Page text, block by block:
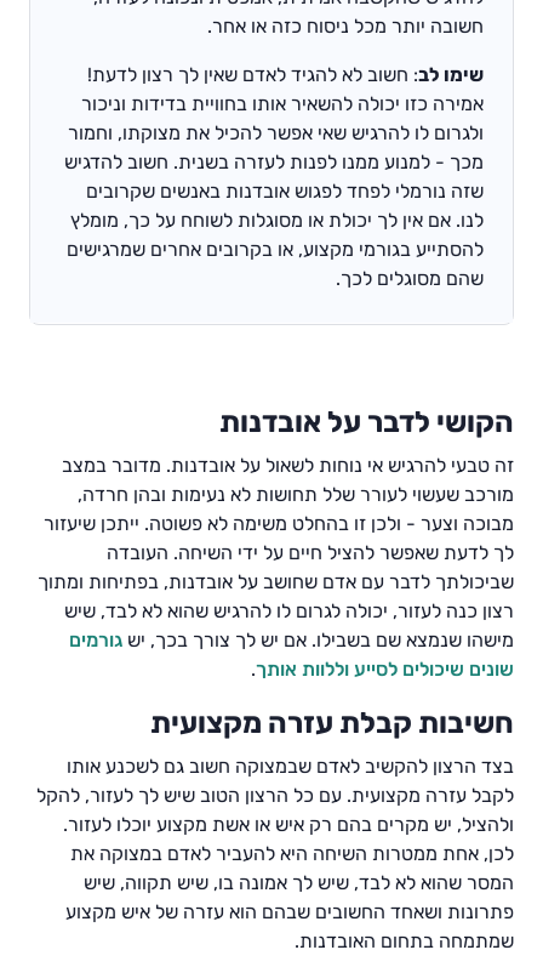
חשובה יותר מכל ניסוח כזה או אחר.
שימו לב: חשוב לא להגיד לאדם שאין לך רצון לדעת!
אמירה כזו יכולה להשאיר אותו בחוויית בדידות וניכור
ולגרום לו להרגיש שאי אפשר להכיל את מצוקתו, וחמור
מכך - למנוע ממנו לפנות לעזרה בשנית. חשוב להדגיש
שזה נורמלי לפחד לפגוש אובדנות באנשים שקרובים
לנו. אם אין לך יכולת או מסוגלות לשוחח על כך, מומלץ
להסתייע בגורמי מקצוע, או בקרובים אחרים שמרגישים
שהם מסוגלים לכך.
הקושי לדבר על אובדנות
זה טבעי להרגיש אי נוחות לשאול על אובדנות. מדובר במצב
מורכב שעשוי לעורר שלל תחושות לא נעימות ובהן חרדה,
מבוכה וצער - ולכן זו בהחלט משימה לא פשוטה. ייתכן שיעזור
לך לדעת שאפשר להציל חיים על ידי השיחה. העובדה
שביכולתך לדבר עם אדם שחושב על אובדנות, בפתיחות ומתוך
רצון כנה לעזור, יכולה לגרום לו להרגיש שהוא לא לבד, שיש
מישהו שנמצא שם בשבילו. אם יש לך צורך בכך, יש גורמים
שונים שיכולים לסייע וללוות אותך.
חשיבות קבלת עזרה מקצועית
בצד הרצון להקשיב לאדם שבמצוקה חשוב גם לשכנע אותו
לקבל עזרה מקצועית. עם כל הרצון הטוב שיש לך לעזור, להקל
ולהציל, יש מקרים בהם רק איש או אשת מקצוע יוכלו לעזור.
לכן, אחת ממטרות השיחה היא להעביר לאדם במצוקה את
המסר שהוא לא לבד, שיש לך אמונה בו, שיש תקווה, שיש
פתרונות ושאחד החשובים שבהם הוא עזרה של איש מקצוע
שמתמחה בתחום האובדנות.